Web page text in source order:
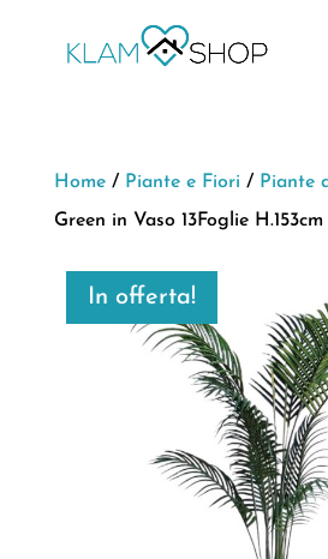
Home/ Piante e Fiori / Piante
Green in Vaso 13Foglie H.153cm
In offerta!